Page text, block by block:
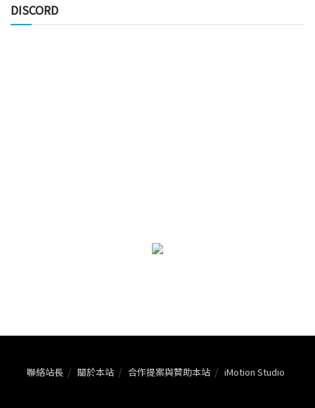
DISCORD
聯絡站長 關於本站 合作提案與贊助本站 iMotion Studio